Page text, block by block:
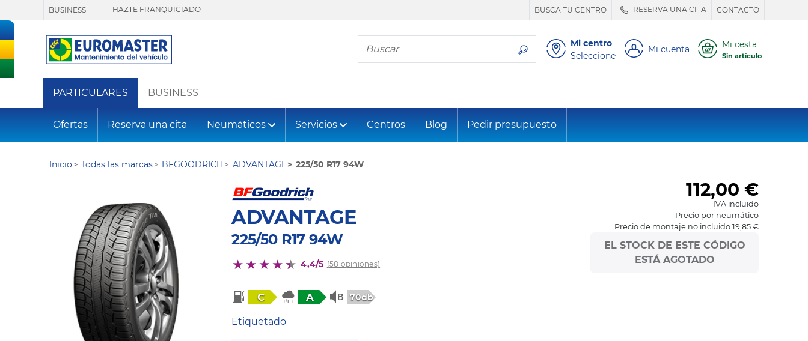
BUSINESS HAZTE FRANQUICIADO BUSCA TU CENTRO RESERVA UNA CITA CONTACTO
Busca tu neumático
Mi centro
Seleccione
Mi cuenta Mi cesta
Sin artículo
PARTICULARES BUSINESS
Ofertas Reserva una cita Neumáticos Servicios Centros Blog Pedir presupuesto
Inicio Todas las marcas BFGOODRICH ADVANTAGE 225/50 R17 94W
ADVANTAGE
225/50 R17 94W
4,4/5 (58 opiniones)
C A 70db
Etiquetado
112,00 €
IVA incluido
Precio por neumático
Precio de montaje no incluido 19,85 €
EL STOCK DE ESTE CÓDIGO
ESTÁ AGOTADO